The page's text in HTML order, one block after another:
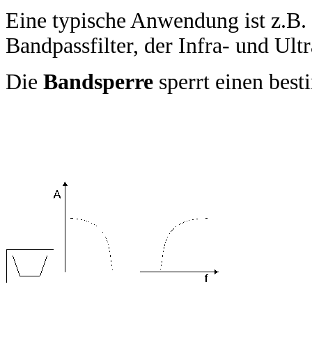
Eine typische Anwendung ist
Bandpassfilter, der Infra- und
Die Bandsperre sperrt einen